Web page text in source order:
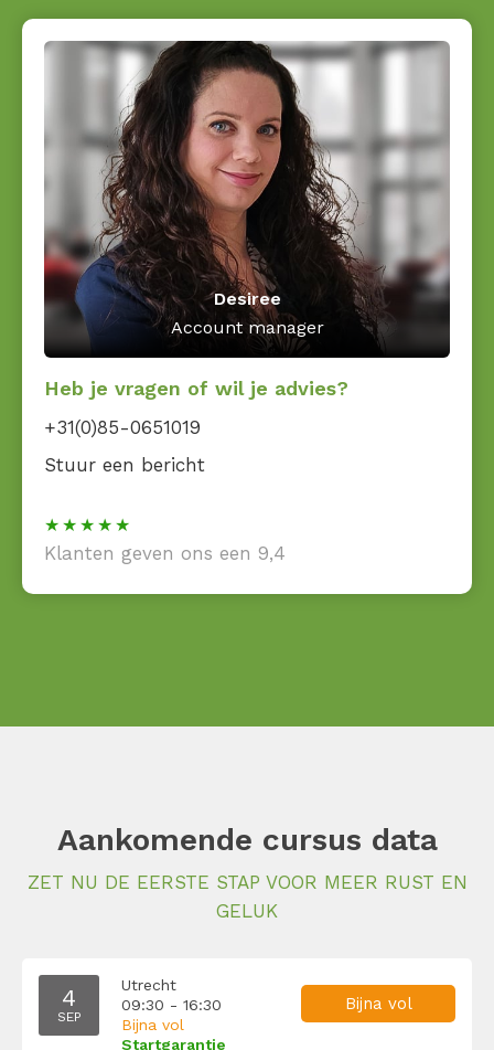
Desiree
Account manager
Heb je vragen of wil je advies?
+31(0)85-0651019
Stuur een bericht
Klanten geven ons een 9,4
Aankomende cursus data
ZET NU DE EERSTE STAP VOOR MEER RUST EN
GELUK
4
SEP
Utrecht
09:30 - 16:30
Bijna vol
Startgarantie
Bijna vol